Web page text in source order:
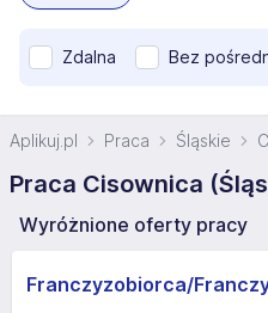
Zdalna Bez
Aplikuj.pl Praca Śląskie
Praca Cisownica
Wyróżnione oferty pracy